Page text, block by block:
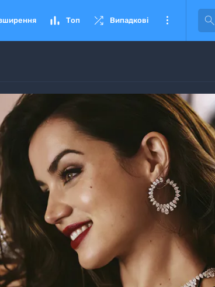
 Топ  Випадкові  